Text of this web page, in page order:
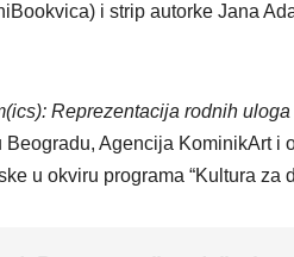
i strip autorke Jana
Reprezentacija rodnih
Agencija KominikArt
u okviru programa “Kultura za